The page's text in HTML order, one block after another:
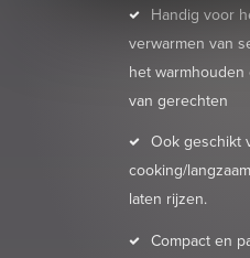
Handig voor
verwarmen van
het
van gerechten
Ook geschikt
cooking/
laten rijzen.
Compact en